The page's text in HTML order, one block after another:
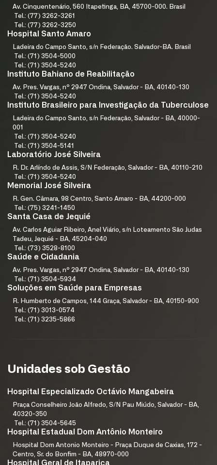
Av. Cinquentenário, 560 Itapetinga, BA, 45700-000. Brasil
Tel.: (77) 3262-3261
Tel.: (77) 3262-3250
Hospital Santo Amaro
Ladeira do Campo Santo, s/n Federação. Salvador-BA. Brasil
Tel.: (71) 3504-5000
Tel.: (71) 3504-5240
Instituto Bahiano de Reabilitação
Av. Pres. Vargas, nº 2947 Ondina, Salvador - BA, 40140-130
Tel.: (71) 3504-5240
Instituto Brasileiro para Investigação da Tuberculose
Ladeira do Campo Santo, s/n Federação, Salvador - BA, 40000-
001
Tel.: (71) 3504-5240
Tel.: (71) 3504-5141
Laboratório José Silveira
R. Dr. Arlíndo de Assis, S/N Federação, Salvador - BA, 40110-210
Tel.: (71) 3504-5240
Memorial José Silveira
R. Gen. Câmara, 98 Centro, Santo Amaro - BA, 44200-000
Tel.: (75) 3241-1450
Santa Casa de Jequié
Av. Carlos Aguiar Ribeiro, Anel Viário, s/n Loteamento São Judas
Tadeu, Jequié - BA, 45204-040
Tel.: (73) 3528-8100
Saúde e Cidadania
Av. Pres. Vargas, nº 2947 Ondina, Salvador - BA, 40140-130
Tel.: (71) 3504-5934
Soluções em Saúde para Empresas
R. Humberto de Campos, 144 Graça, Salvador - BA, 40150-900
Tel.: (71) 3013-0574
Tel.: (71) 3235-5866
Unidades sob Gestão
Hospital Especializado Octávio Mangabeira
Praça Conselheiro João Alfredo, S/N Pau Miúdo, Salvador - BA,
40320-350
Tel.: (71) 3504-5645
Hospital Estadual Dom Antônio Monteiro
Hospital Dom Antonio Monteiro - Praça Duque de Caxias, 172 -
Centro, Sr. do Bonfim - BA, 48970-000
Hospital Geral de Itaparica